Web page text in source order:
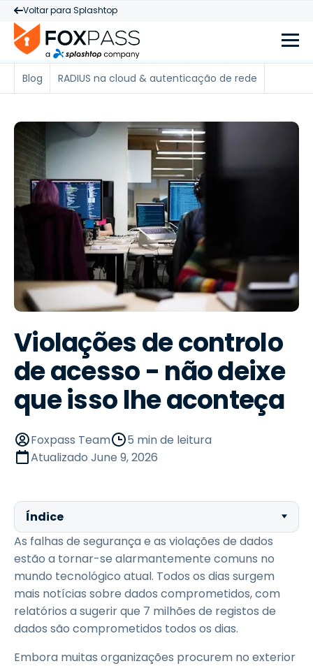
Voltar para Splashtop
Blog RADIUS na cloud & autenticação de rede
Violações de controlo
de acesso - não deixe
que isso lhe aconteça
Foxpass Team
5 min de leitura
Atualizado June 9, 2026
Índice
As falhas de segurança e as violações de dados
estão a tornar-se alarmantemente comuns no
mundo tecnológico atual. Todos os dias surgem
mais notícias sobre dados comprometidos, com
relatórios a sugerir que 7 milhões de registos de
dados são comprometidos todos os dias.
Embora muitas organizações procurem no exterior